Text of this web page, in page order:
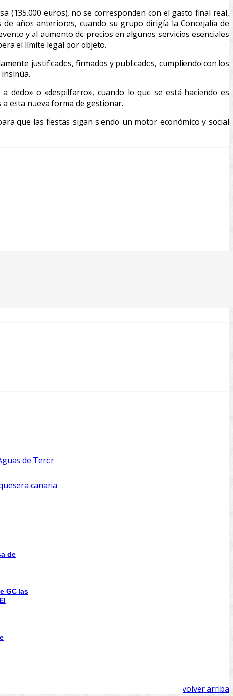
(135.000 euros), no se corresponden con el gasto final real,
años anteriores, cuando su grupo dirigía la Concejalía de
y al aumento de precios en algunos servicios esenciales
el límite legal por objeto.
justificados, firmados y publicados, cumpliendo con los
dedo» o «despilfarro», cuando lo que se está haciendo es
esta nueva forma de gestionar.
que las fiestas sigan siendo un motor económico y social
de Teror
canaria
de
GC las
volver arriba